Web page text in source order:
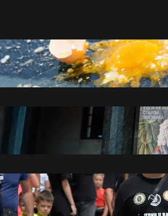
Razbijeno jaje na haubi automobila nije
bezazleno: Ako ga primetite, nikako ne
izlazite iz vozila
avgust 7, 2026
Etnografski muzej: Od sutra do 1.
septembra izložba "15 godina Vekovnika"
avgust 7, 2026
Krivične prijave zbog ustaških pokliča i
podsticanja mržnje protiv Srba u Kninu
avgust 7, 2026